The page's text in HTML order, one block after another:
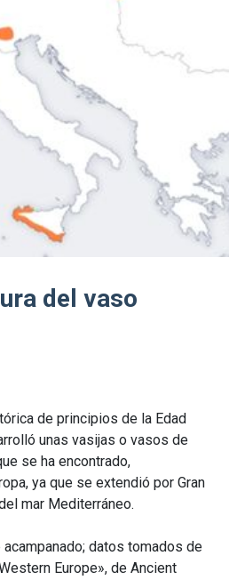
del vaso
de principios de la Edad
unas vasijas o vasos de
se ha encontrado,
ya que se extendió por Gran
mar Mediterráneo.
datos tomados de
Europe», de Ancient